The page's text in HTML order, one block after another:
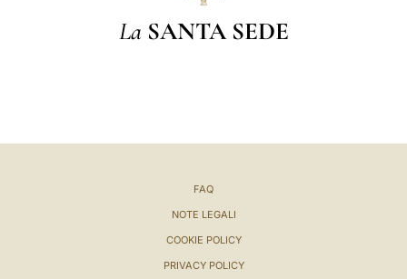
La SANTA SEDE
FAQ
NOTE LEGALI
COOKIE POLICY
PRIVACY POLICY